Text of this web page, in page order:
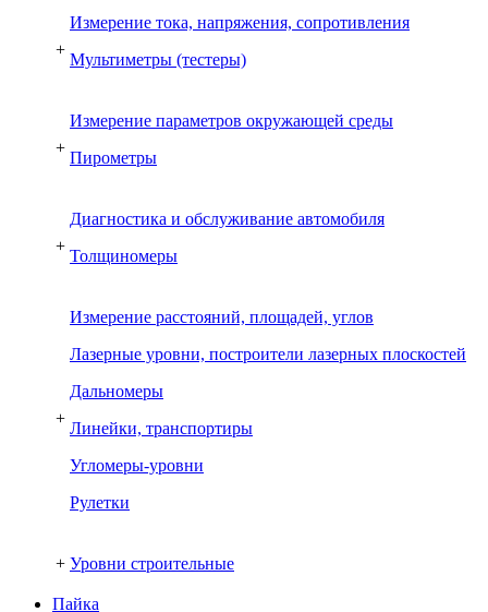
+
Измерение тока, напряжения, сопротивления
Мультиметры (тестеры)
+
Измерение параметров окружающей среды
Пирометры
+
Диагностика и обслуживание автомобиля
Толщиномеры
+
Измерение расстояний, площадей, углов
Лазерные уровни, построители лазерных плоскостей
Дальномеры
Линейки, транспортиры
Угломеры-уровни
Рулетки
+ Уровни строительные
Пайка